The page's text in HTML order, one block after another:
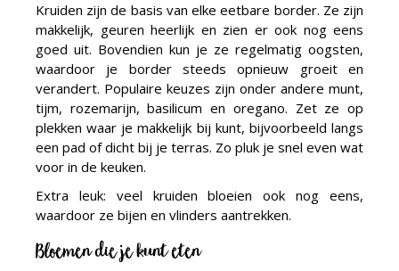
Kruiden zijn de basis van elke eetbare border. Ze zijn
makkelijk, geuren heerlijk en zien er ook nog eens
goed uit. Bovendien kun je ze regelmatig oogsten,
waardoor je border steeds opnieuw groeit en
verandert. Populaire keuzes zijn onder andere munt,
tijm, rozemarijn, basilicum en oregano. Zet ze op
plekken waar je makkelijk bij kunt, bijvoorbeeld langs
een pad of dicht bij je terras. Zo pluk je snel even wat
voor in de keuken.
Extra leuk: veel kruiden bloeien ook nog eens,
waardoor ze bijen en vlinders aantrekken.
Bloemen die je kunt eten